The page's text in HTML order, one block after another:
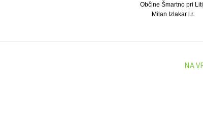
Občine Šmartno pri
Milan Izlakar l.r.
NA